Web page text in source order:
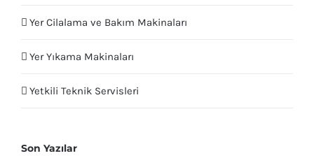
Yer Cilalama ve Bakım Makinaları
Yer Yıkama Makinaları
Yetkili Teknik Servisleri
Son Yazılar